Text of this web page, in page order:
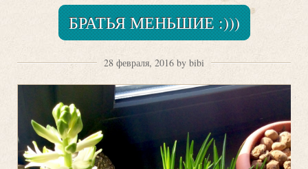
БРАТЬЯ МЕНЬШИЕ :)))
28 февраля, 2016 by bibi